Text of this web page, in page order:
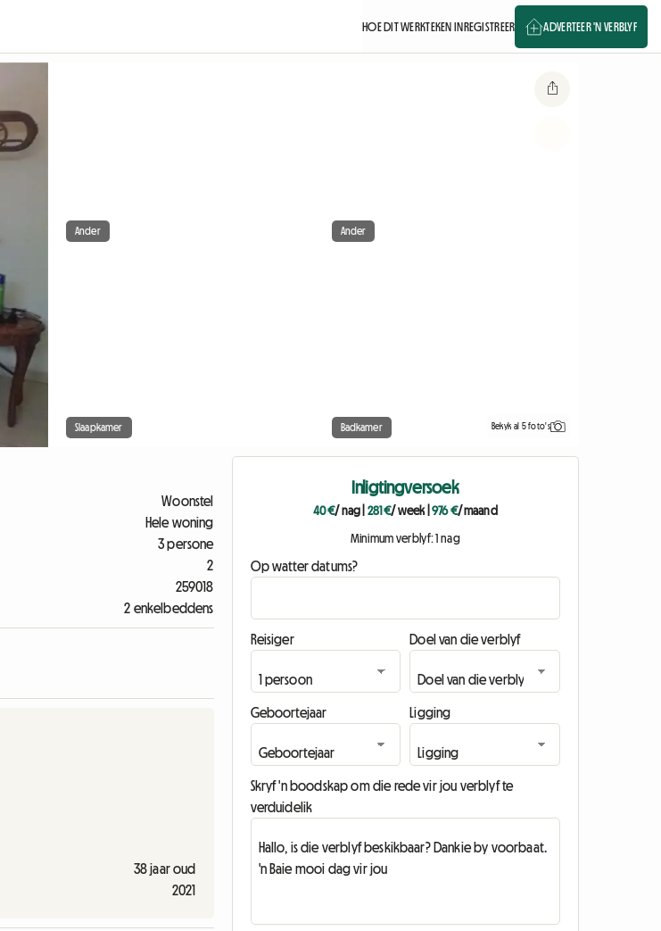
HOE DIT WERKTEKEN INREGISTREER ADVERTEER 'N VERBLYF
Ander Ander
Slaapkamer Badkamer Bekyk al 5 foto's
Woonstel
Hele woning
3 persone
2
259018
2 enkelbeddens
38 jaar oud
2021
Inligtingversoek
40 €/ nag 281 €/ week| 976 €/ maand
Minimum verblyf: 1 nag
Op watter datums?
Reisiger Doel van die verblyf
Geboortejaar Ligging
Skryf 'n boodskap om die rede vir jou verblyf te
verduidelik